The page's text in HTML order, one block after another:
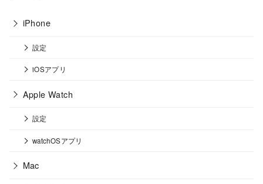
iPhone
設定
iOSアプリ
Apple Watch
設定
watchOSアプリ
Mac